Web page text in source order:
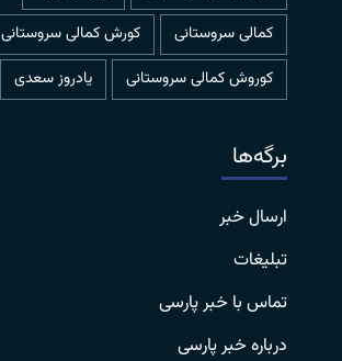
کمالی سروستانی
کورش کمالی سروستانی
کوروش کمالی سروستانی
یادروز سعدی
برگه‌ها
ارسال خبر
تبلیغات
تماس با خبر پارسی
درباره خبر پارسی